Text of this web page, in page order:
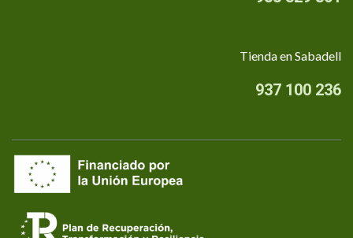
Tienda en Sabadell
937 100 236